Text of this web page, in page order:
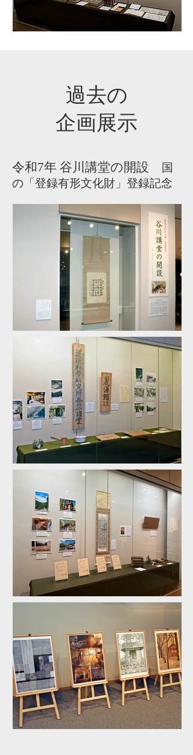
過去の
企画展示
令和7年 谷川講堂の開設
国
の「登録有形文化財」登録記念